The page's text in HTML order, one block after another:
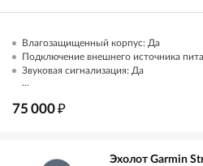
Влагозащищенный корпус: Да
Подключение внешнего источника
Звуковая сигнализация: Да
...
75 000₽
Эхолот Garmin